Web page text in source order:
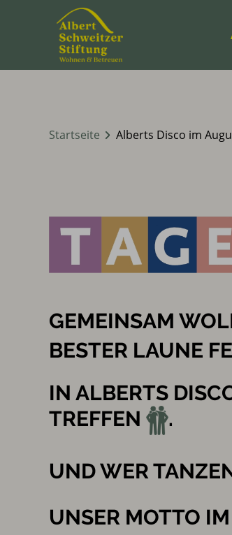
Startseite Alberts Disco im
GEMEINSAM
BESTER LAUNE
IN ALBERTS
TREFFEN
.
UND WER
UNSER MOTTO